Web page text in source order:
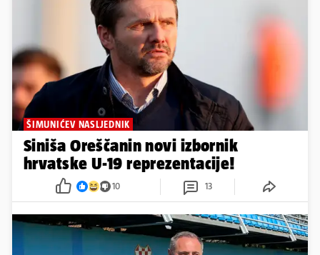
IMALI SMO 'SLUČAJ LIVAJA'
Nije ovo prvi put: Na treningu
'vatrenih' poručili su Šimuniću
'Mrš iz Dalmacije, smeće jedno'
8 122